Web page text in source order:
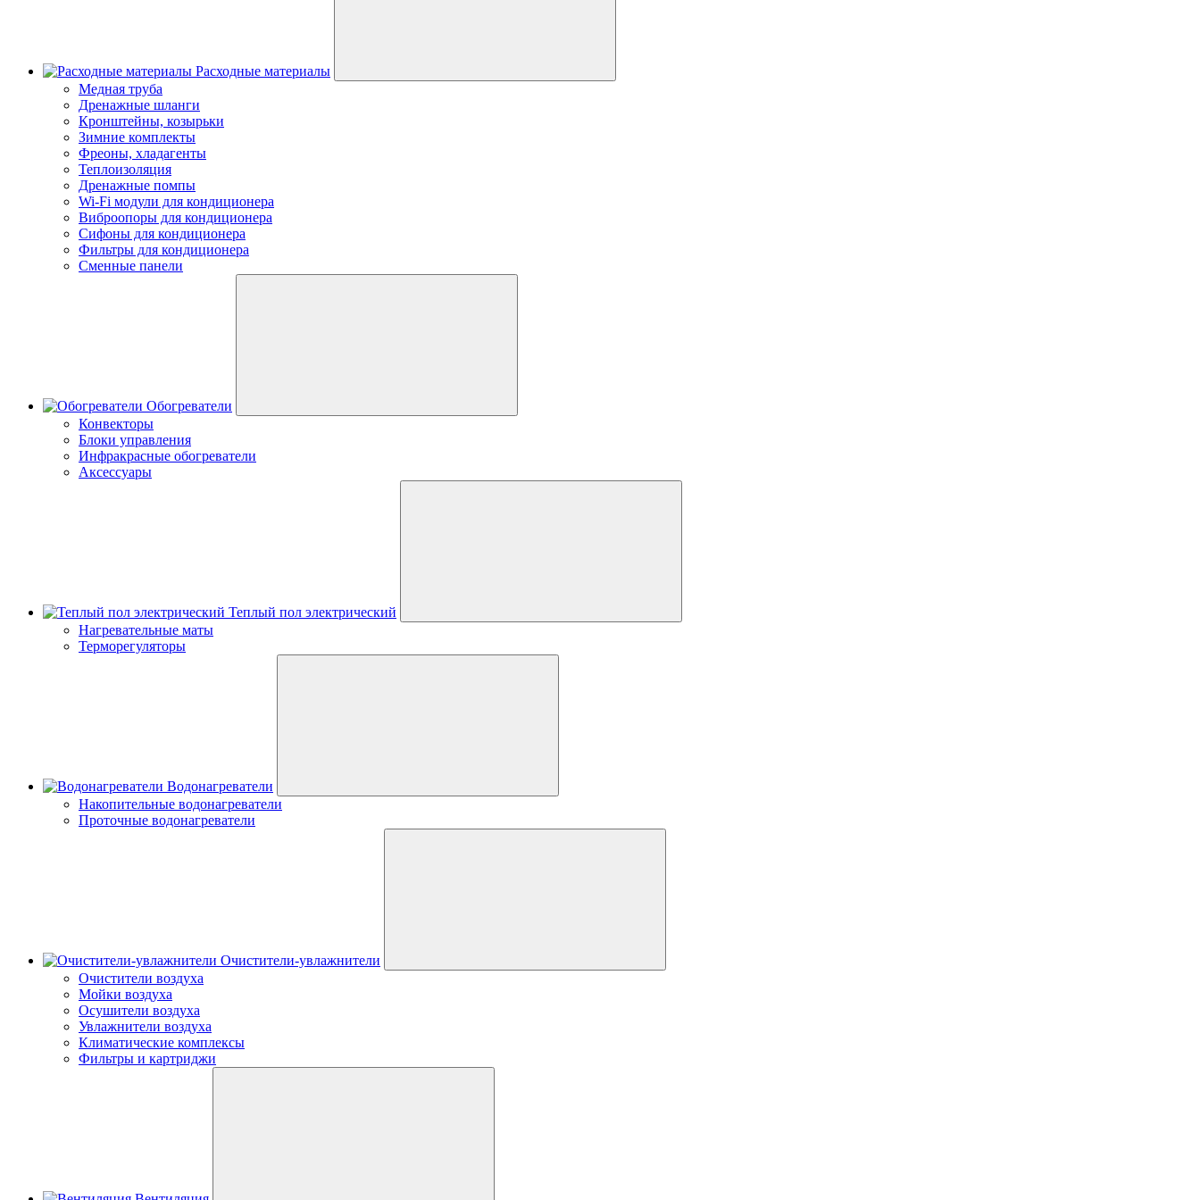
Расходные материалы
Медная труба
Дренажные шланги
Кронштейны, козырьки
Зимние комплекты
Фреоны, хладагенты
Теплоизоляция
Дренажные помпы
Wi-Fi модули для кондиционера
Виброопоры для кондиционера
Сифоны для кондиционера
Фильтры для кондиционера
Сменные панели
Обогреватели
Конвекторы
Блоки управления
Инфракрасные обогреватели
Аксессуары
Теплый пол электрический
Нагревательные маты
Терморегуляторы
Водонагреватели
Накопительные водонагреватели
Проточные водонагреватели
Очистители-увлажнители
Очистители воздуха
Мойки воздуха
Осушители воздуха
Увлажнители воздуха
Климатические комплексы
Фильтры и картриджи